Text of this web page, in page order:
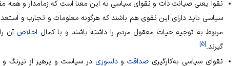
تقوا یعنی صیانت ذات و تقوای سیاسی به این معنا است که زمامدار و همه
سیاسی باید دارای این تقوی هم باشند که هرگونه معلومات و تجارب و
مربوط به توجیه حیات معقول مردم را داشته باشند و با کمال اخلاص آن
گیرند.[۵]
تقوای سیاسی به‌کارگیری صداقتودلسوزی در سیاستو پرهیز از نیرنگ